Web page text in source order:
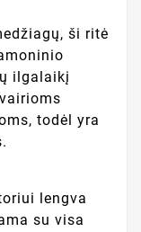
ši ritė
ilgalaikį
todėl yra
lengva
su visa